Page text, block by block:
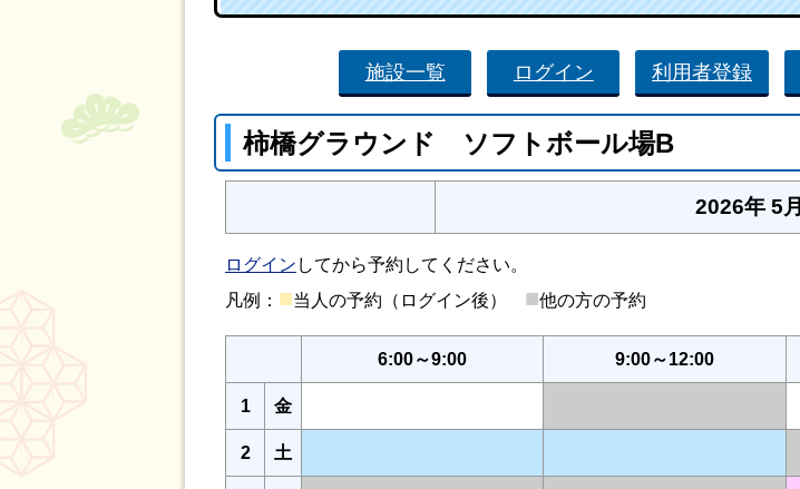
施設一覧 ログイン 利用者登録
柿橋グラウンド ソフトボール場B
2026年 5月
ログイン してから予約してください。
凡例： ■当人の予約（ログイン後） ■他の方の予約
6:00～9:00 9:00～12:00
1 金
2 土